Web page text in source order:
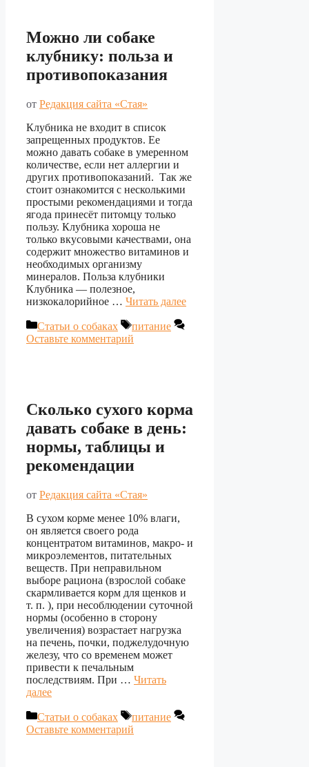
Можно ли собаке
клубнику: польза и
противопоказания
от Редакция сайта «Стая»
Клубника не входит в список
запрещенных продуктов. Ее
можно давать собаке в умеренном
количестве, если нет аллергии и
других противопоказаний. Так же
стоит ознакомится с несколькими
простыми рекомендациями и тогда
ягода принесёт питомцу только
пользу. Клубника хороша не
только вкусовыми качествами, она
содержит множество витаминов и
необходимых организму
минералов. Польза клубники
Клубника — полезное,
низкокалорийное … Читать далее
Рубрики
Статьи о собаках Метки
питание
Оставьте комментарий
Сколько сухого корма
давать собаке в день:
нормы, таблицы и
рекомендации
от Редакция сайта «Стая»
В сухом корме менее 10% влаги,
он является своего рода
концентратом витаминов, макро- и
микроэлементов, питательных
веществ. При неправильном
выборе рациона (взрослой собаке
скармливается корм для щенков и
т. п. ), при несоблюдении суточной
нормы (особенно в сторону
увеличения) возрастает нагрузка
на печень, почки, поджелудочную
железу, что со временем может
привести к печальным
последствиям. При … Читать
далее
Рубрики
Статьи о собаках Метки
питание
Оставьте комментарий